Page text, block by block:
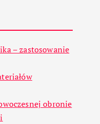
– zastosowanie
obronie